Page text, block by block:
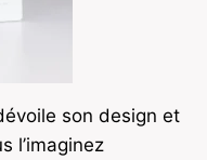
son design et
l’imaginez